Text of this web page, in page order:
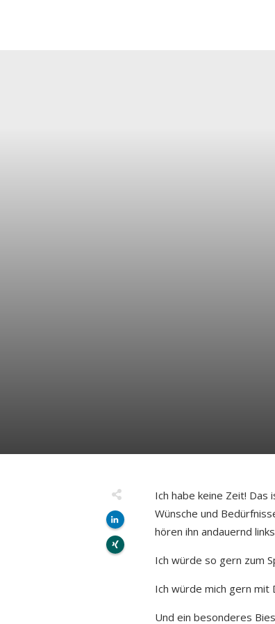
Ich habe keine Zeit!
Wünsche und
hören ihn andauernd
Ich würde so gern zum
Ich würde mich gern mit
Und ein besonderes